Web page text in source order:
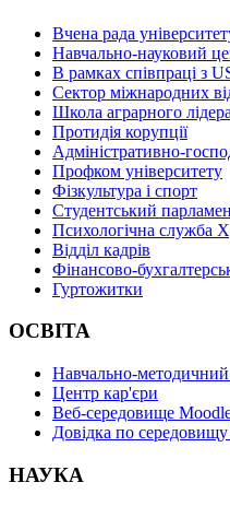
Вчена рада
Навчально-науковий
В рамках співпраці з
Сектор міжнародних
Школа аграрного лідера
Протидія корупції
Адміністративно-
Профком університету
Фізкультура і спорт
Студентський
Психологічна
Відділ кадрів
Фінансово-
Гуртожитки
ОСВІТА
Навчально-методичний
Центр кар'єри
Веб-середовище
Довідка по
НАУКА